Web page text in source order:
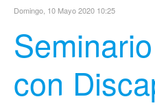
Domingo, 10 Mayo 2020 10:25
con